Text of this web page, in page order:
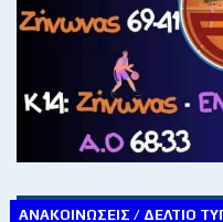
ΑΝΑΚΟΙΝΏΣΕΙΣ / ΔΕΛΤΊΟ